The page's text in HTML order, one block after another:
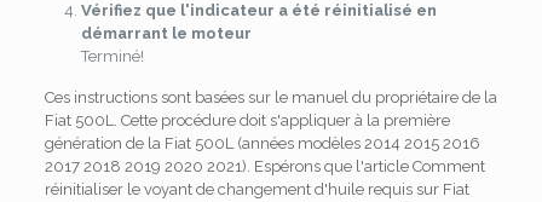
Vérifiez que l'indicateur a été réinitialisé en
démarrant le moteur
Terminé!
Ces instructions sont basées sur le manuel du propriétaire de la
Fiat 500L. Cette procédure doit s'appliquer à la première
génération de la Fiat 500L (années modèles 2014 2015 2016
2017 2018 2019 2020 2021). Espérons que l'article Comment
réinitialiser le voyant de changement d'huile requis sur Fiat